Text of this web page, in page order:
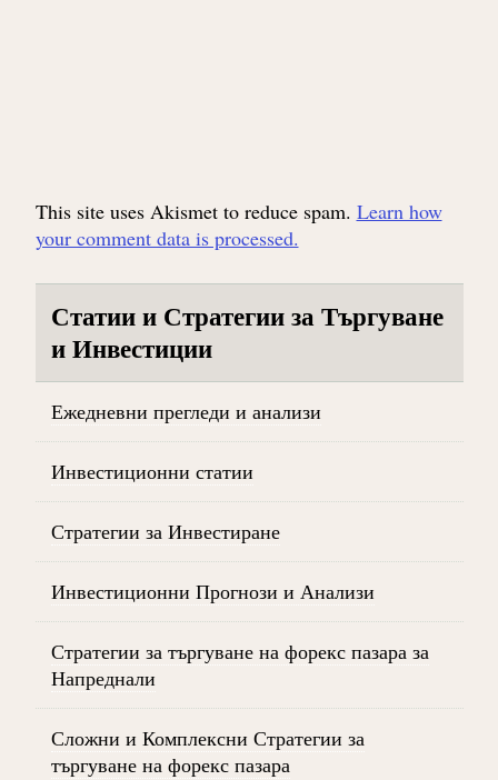
This site uses Akismet to reduce spam. Learn how
your comment data is processed.
Статии и Стратегии за Търгуване
и Инвестиции
Ежедневни прегледи и анализи
Инвестиционни статии
Стратегии за Инвестиране
Инвестиционни Прогнози и Анализи
Стратегии за търгуване на форекс пазара за
Напреднали
Сложни и Комплексни Стратегии за
търгуване на форекс пазара